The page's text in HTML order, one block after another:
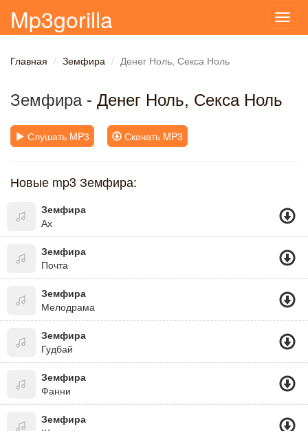
Mp3gorilla
Главная Земфира Денег Ноль, Секса Ноль
Земфира- Денег Ноль, Секса Ноль
Слушать MP3 Скачать MP3
Новые mp3 Земфира:
Земфира
Ах
Земфира
Почта
Земфира
Мелодрама
Земфира
Гудбай
Земфира
Фанни
Земфира